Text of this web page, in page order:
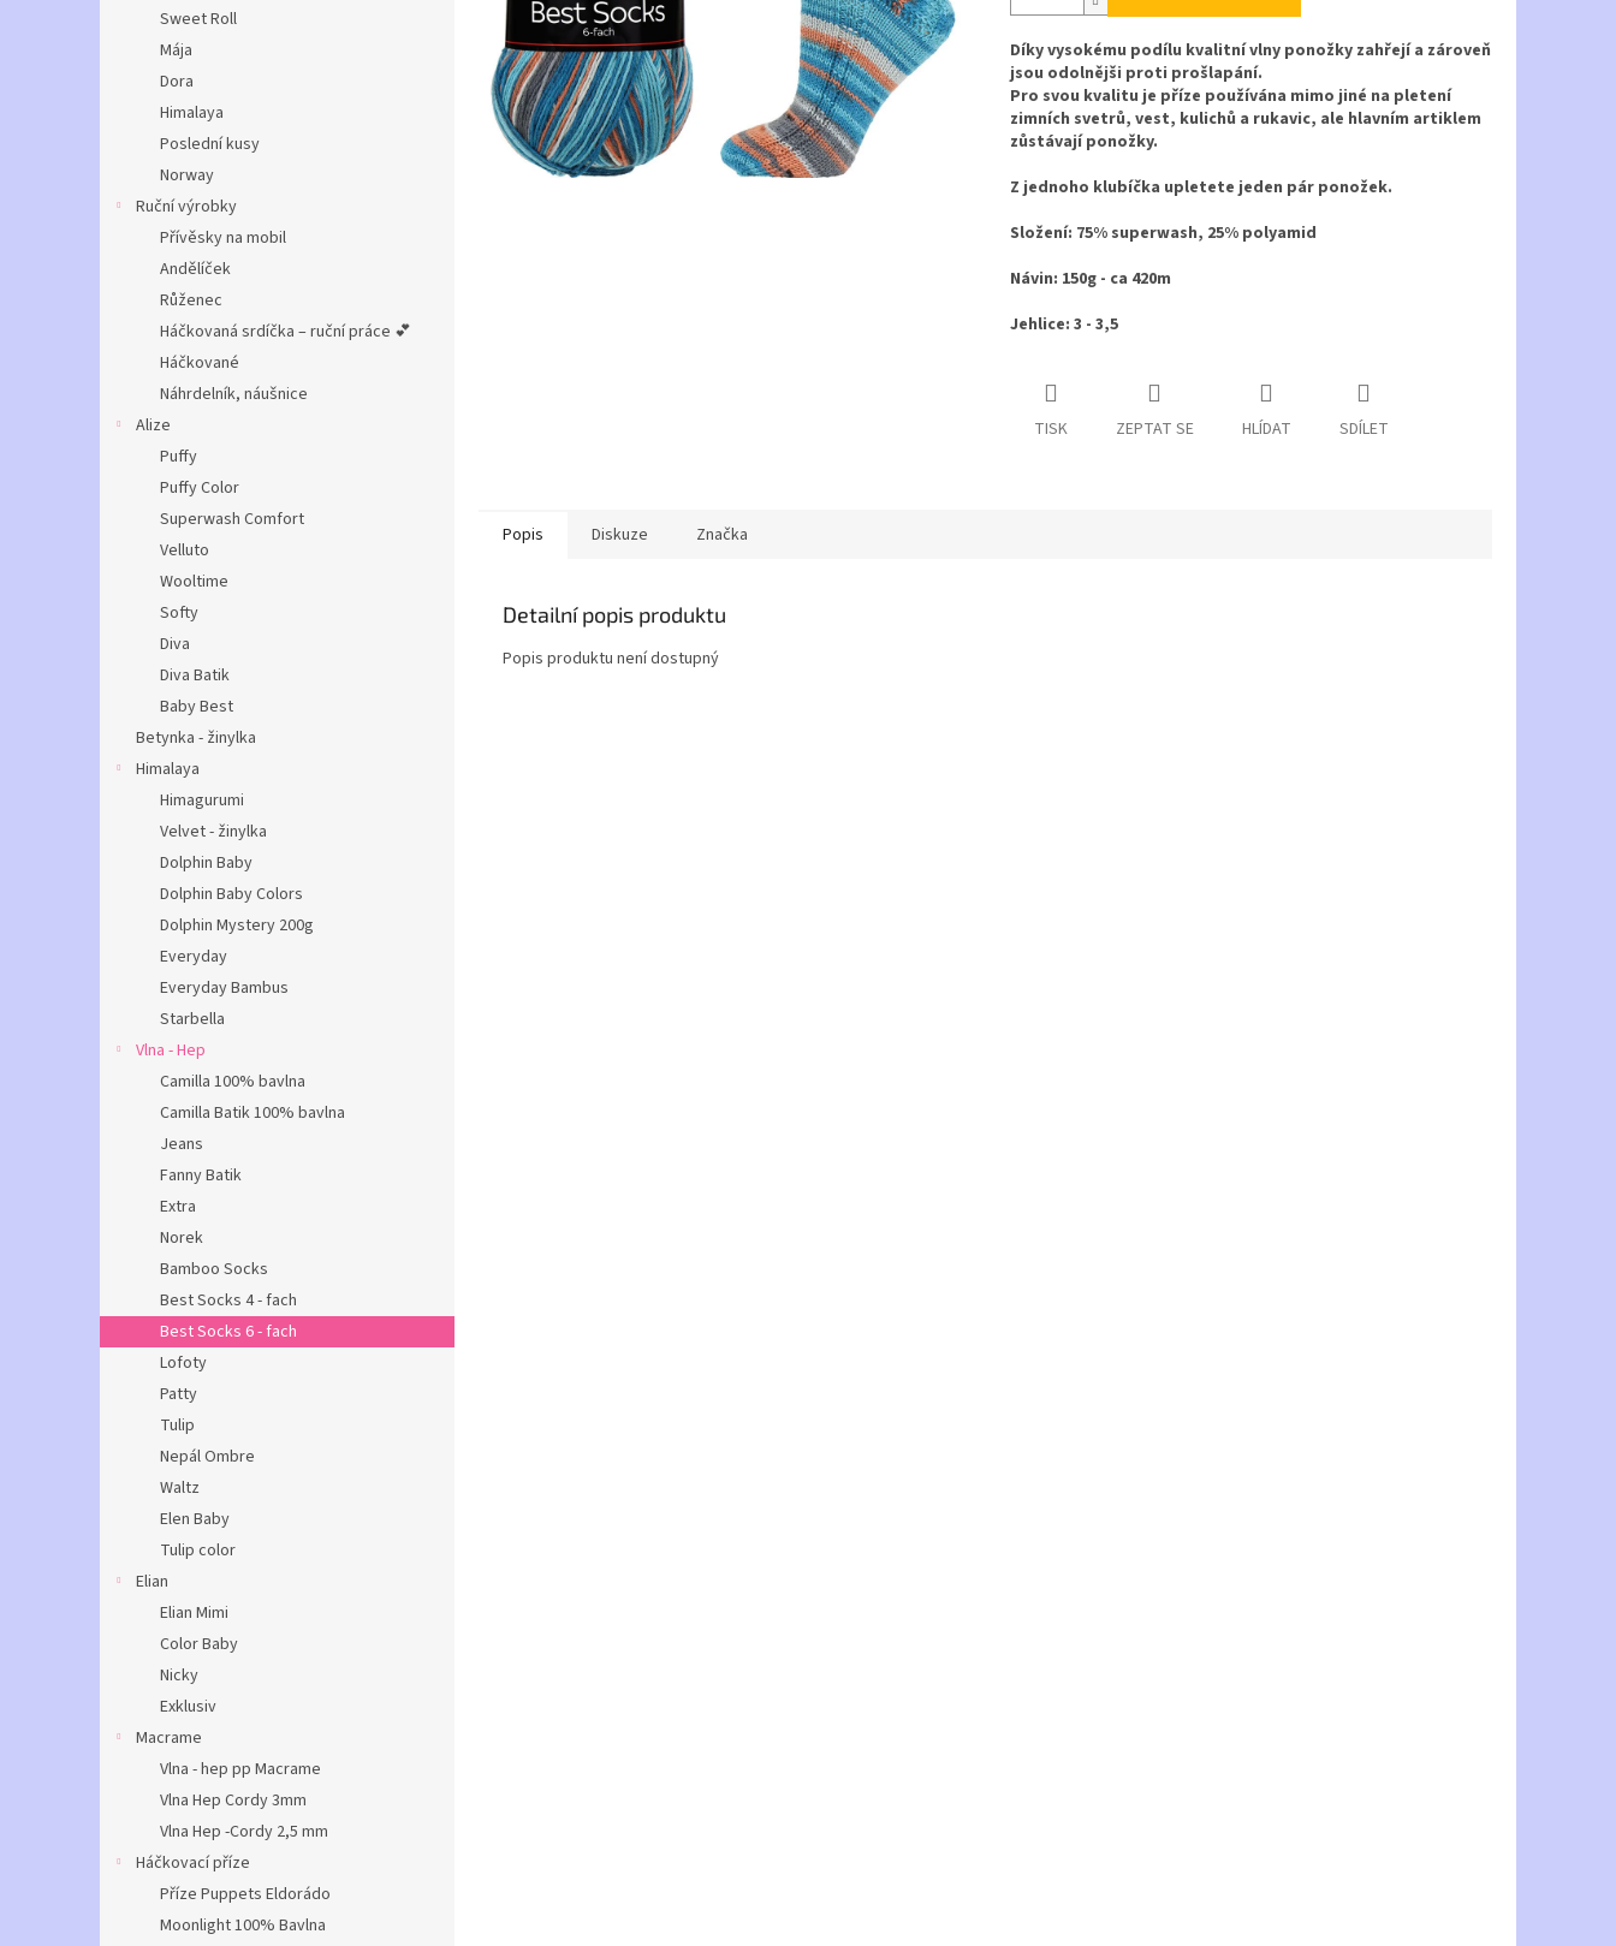
Sweet Roll
Mája
Dora
Himalaya
Poslední kusy
Norway
Ruční výrobky
Přívěsky na mobil
Andělíček
Růženec
Háčkovaná srdíčka – ruční práce 💕
Háčkované
Náhrdelník, náušnice
Alize
Puffy
Puffy Color
Superwash Comfort
Velluto
Wooltime
Softy
Diva
Diva Batik
Baby Best
Betynka - žinylka
Himalaya
Himagurumi
Velvet - žinylka
Dolphin Baby
Dolphin Baby Colors
Dolphin Mystery 200g
Everyday
Everyday Bambus
Starbella
Vlna - Hep
Camilla 100% bavlna
Camilla Batik 100% bavlna
Jeans
Fanny Batik
Extra
Norek
Bamboo Socks
Best Socks 4 - fach
Best Socks 6 - fach
Lofoty
Patty
Tulip
Nepál Ombre
Waltz
Elen Baby
Tulip color
Elian
Elian Mimi
Color Baby
Nicky
Exklusiv
Macrame
Vlna - hep pp Macrame
Vlna Hep Cordy 3mm
Vlna Hep -Cordy 2,5 mm
Háčkovací příze
Příze Puppets Eldorádo
Moonlight 100% Bavlna
Díky vysokému podílu kvalitní vlny ponožky zahřejí a zároveň
jsou odolnějši proti prošlapání.
Pro svou kvalitu je příze používána mimo jiné na pletení
zimních svetrů, vest, kulichů a rukavic, ale hlavním artiklem
zůstávají ponožky.
Z jednoho klubíčka upletete jeden pár ponožek.
Složení: 75% superwash, 25% polyamid
Návin: 150g - ca 420m
Jehlice: 3 - 3,5
TISK ZEPTAT SE HLÍDAT SDÍLET
Popis Diskuze Značka
Detailní popis produktu
Popis produktu není dostupný